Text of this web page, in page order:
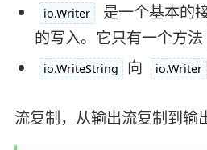
io.Writer
是一个基本的
的写入。它只有一个方法
io.WriteString
向 io.Writer
流复制，从输出流复制到输